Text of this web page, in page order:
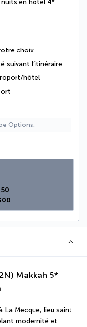
en hôtel 4*
choix
suivant l’itinéraire
hôtel
Options.
Makkah 5*
La Mecque, lieu saint
modernité et